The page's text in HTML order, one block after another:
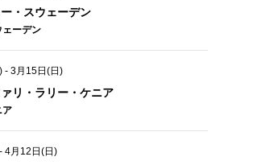
・スウェーデン
ェーデン
- 3月15日(日)
リ・ラリー・ケニア
ア
- 4月12日(日)